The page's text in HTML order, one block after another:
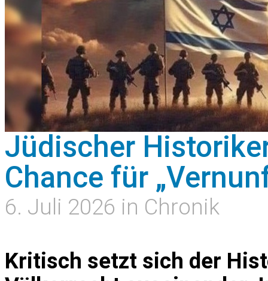
Jüdischer
Chance für
6. Juli 2026 in Chronik
Kritisch setzt sich der